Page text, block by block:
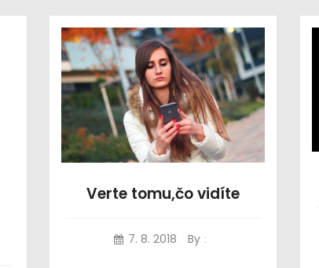
Verte tomu,čo vidíte
7. 8. 2018 By :